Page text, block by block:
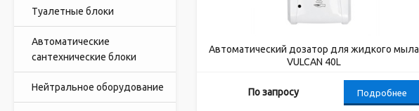
Туалетные блоки
Автоматические
сантехнические блоки
Нейтральное оборудование
Автоматический дозатор для жидкого мыла
VULCAN 40L
По запросу Подробнее